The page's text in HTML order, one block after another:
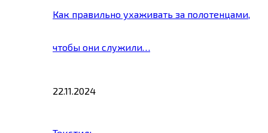
Как правильно ухаживать за полотенцами,
чтобы они служили…
22.11.2024